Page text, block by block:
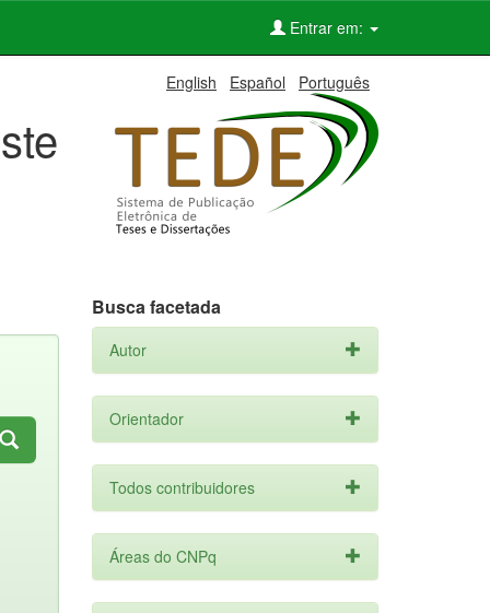
Entrar em:
English Español Português
Busca facetada
Autor
Orientador
Todos contribuidores
Áreas do CNPq